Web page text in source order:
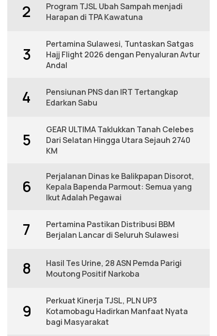
2
Program TJSL Ubah Sampah menjadi
Harapan di TPA Kawatuna
3
Pertamina Sulawesi, Tuntaskan Satgas
Hajj Flight 2026 dengan Penyaluran Avtur
Andal
4
Pensiunan PNS dan IRT Tertangkap
Edarkan Sabu
5
GEAR ULTIMA Taklukkan Tanah Celebes
Dari Selatan Hingga Utara Sejauh 2740
KM
6
Perjalanan Dinas ke Balikpapan Disorot,
Kepala Bapenda Parmout: Semua yang
Ikut Adalah Pegawai
7
Pertamina Pastikan Distribusi BBM
Berjalan Lancar di Seluruh Sulawesi
8
Hasil Tes Urine, 28 ASN Pemda Parigi
Moutong Positif Narkoba
9
Perkuat Kinerja TJSL, PLN UP3
Kotamobagu Hadirkan Manfaat Nyata
bagi Masyarakat